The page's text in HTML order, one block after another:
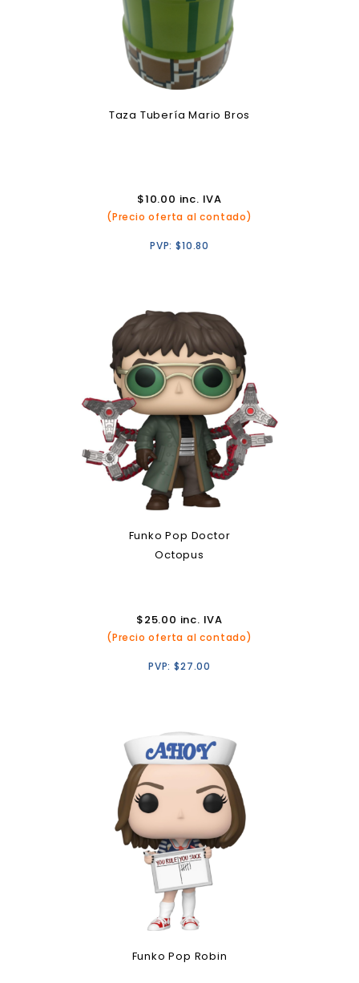
Taza Tubería Mario Bros
$10.00 inc. IVA
(Precio oferta al contado)
PVP:$10.80
Funko Pop Doctor
Octopus
$25.00 inc. IVA
(Precio oferta al contado)
PVP:$27.00
Funko Pop Robin